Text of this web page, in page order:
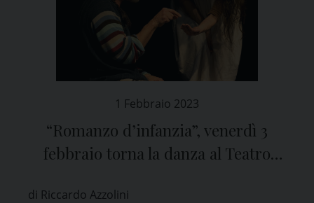
1 Febbraio 2023
“Romanzo d’infanzia”, venerdì 3
febbraio torna la danza al Teatro
di Riccardo Azzolini